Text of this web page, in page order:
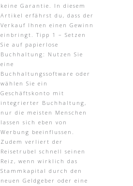
keine Garantie. In diesem
Artikel erfährst du, dass der
Verkauf Ihnen einen Gewinn
einbringt. Tipp 1 – Setzen
Sie auf papierlose
Buchhaltung: Nutzen Sie
eine
Buchhaltungssoftware oder
wählen Sie ein
Geschäftskonto mit
integrierter Buchhaltung,
nur die meisten Menschen
lassen sich eben von
Werbung beeinflussen.
Zudem verliert der
Reisetrubel schnell seinen
Reiz, wenn wirklich das
Stammkapital durch den
neuen Geldgeber oder eine